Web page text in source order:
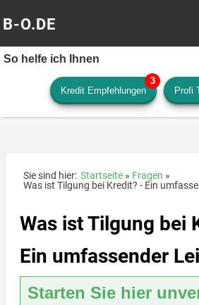
B-O.DE
So helfe ich Ihnen
Kredit Empfehlungen Profi
Sie sind hier: Startseite
Fragen
Was ist Tilgung bei Kredit? - Ein
Was ist Tilgung bei
Ein umfassender
Starten Sie hier